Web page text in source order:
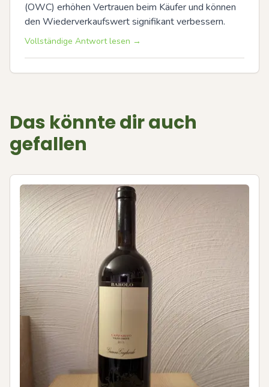
(OWC) erhöhen Vertrauen beim Käufer und können
den Wiederverkaufswert signifikant verbessern.
Vollständige Antwort lesen →
Das könnte dir auch
gefallen